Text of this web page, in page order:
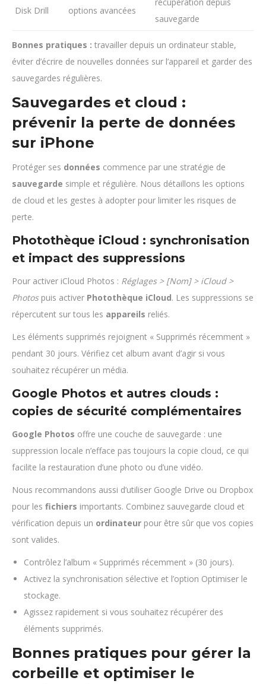
Disk Drill options avancées
sauvegarde
Bonnes pratiques : travailler depuis un ordinateur stable,
éviter d’écrire de nouvelles données sur l’appareil et garder des
sauvegardes régulières.
Sauvegardes et cloud :
prévenir la perte de données
sur iPhone
Protéger ses données commence par une stratégie de
sauvegarde simple et régulière. Nous détaillons les options
de cloud et les gestes à adopter pour limiter les risques de
perte.
Photothèque iCloud : synchronisation
et impact des suppressions
Pour activer iCloud Photos : Réglages > [Nom] > iCloud >
Photospuis activer Photothèque iCloud. Les suppressions se
répercutent sur tous les appareils reliés.
Les éléments supprimés rejoignent « Supprimés récemment »
pendant 30 jours. Vérifiez cet album avant d’agir si vous
souhaitez récupérer un média.
Google Photos et autres clouds :
copies de sécurité complémentaires
Google Photos offre une couche de sauvegarde : une
suppression locale n’efface pas toujours la copie cloud, ce qui
facilite la restauration d’une photo ou d’une vidéo.
Nous recommandons aussi d’utiliser Google Drive ou Dropbox
pour les fichiers importants. Combinez sauvegarde cloud et
vérification depuis un ordinateur pour être sûr que vos copies
sont valides.
Contrôlez l’album « Supprimés récemment » (30 jours).
Activez la synchronisation sélective et l’option Optimiser le
stockage.
Agissez rapidement si vous souhaitez récupérer des
éléments supprimés.
Bonnes pratiques pour gérer la
corbeille et optimiser le